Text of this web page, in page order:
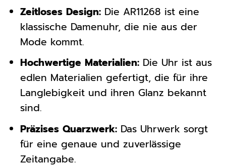
Zeitloses Design:Die AR11268 ist eine
klassische Damenuhr, die nie aus der
Mode kommt.
Hochwertige Materialien:Die Uhr ist aus
edlen Materialien gefertigt, die für ihre
Langlebigkeit und ihren Glanz bekannt
sind.
Präzises Quarzwerk:Das Uhrwerk sorgt
für eine genaue und zuverlässige
Zeitangabe.